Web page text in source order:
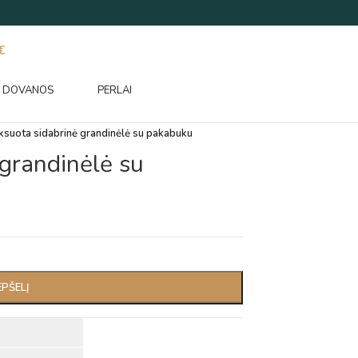
DOVANOS PERLAI
sidabrinė grandinėlė su pakabuku
su